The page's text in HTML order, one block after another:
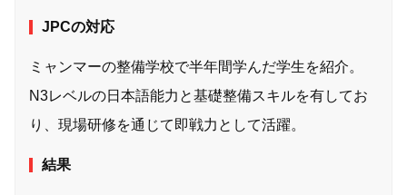
JPCの対応
ミャンマーの整備学校で半年間学んだ学生を紹介。
N3レベルの日本語能力と基礎整備スキルを有してお
り、現場研修を通じて即戦力として活躍。
結果